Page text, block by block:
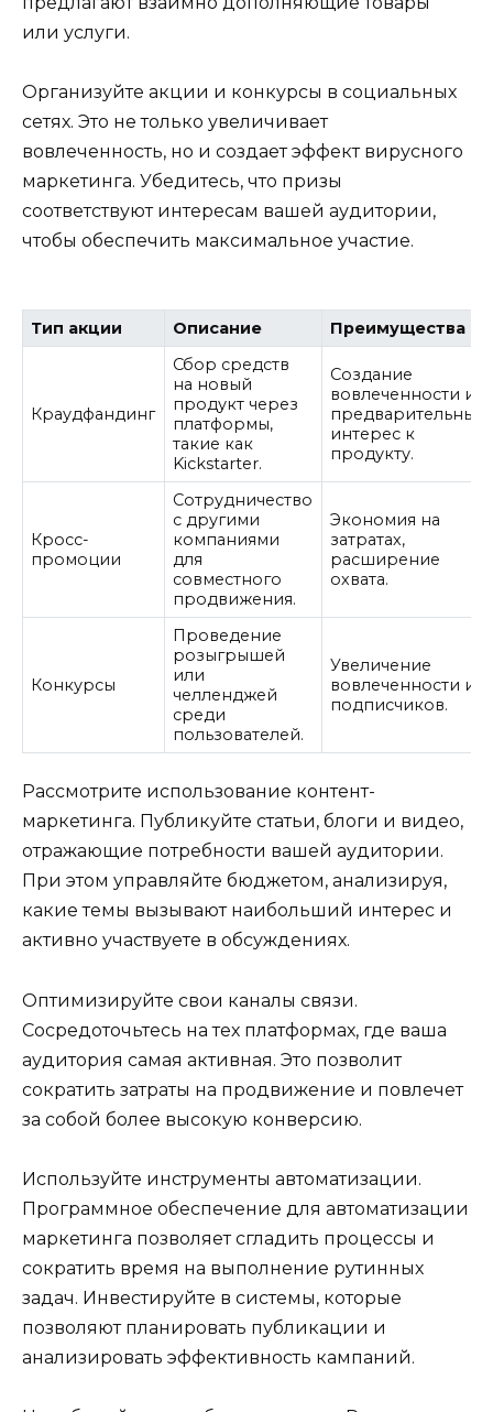
или услуги.
Организуйте акции и конкурсы в социальных
сетях. Это не только увеличивает
вовлеченность, но и создает эффект вирусного
маркетинга. Убедитесь, что призы
соответствуют интересам вашей аудитории,
чтобы обеспечить максимальное участие.
Тип акции Описание Преимущества
Краудфандинг
Сбор средств
на новый
продукт через
платформы,
такие как
Kickstarter.
Создание
вовлеченности и
предварительный
интерес к
продукту.
Кросс-
промоции
Сотрудничество
с другими
компаниями
для
совместного
продвижения.
Экономия на
затратах,
расширение
охвата.
Конкурсы
Проведение
розыгрышей
или
челленджей
среди
пользователей.
Увеличение
вовлеченности и
подписчиков.
Рассмотрите использование контент-
маркетинга. Публикуйте статьи, блоги и видео,
отражающие потребности вашей аудитории.
При этом управляйте бюджетом, анализируя,
какие темы вызывают наибольший интерес и
активно участвуете в обсуждениях.
Оптимизируйте свои каналы связи.
Сосредоточьтесь на тех платформах, где ваша
аудитория самая активная. Это позволит
сократить затраты на продвижение и повлечет
за собой более высокую конверсию.
Используйте инструменты автоматизации.
Программное обеспечение для автоматизации
маркетинга позволяет сгладить процессы и
сократить время на выполнение рутинных
задач. Инвестируйте в системы, которые
позволяют планировать публикации и
анализировать эффективность кампаний.